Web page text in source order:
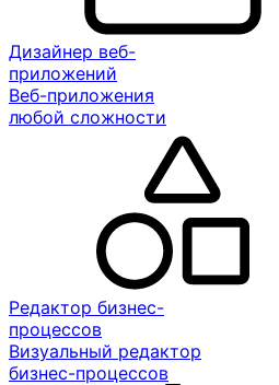
Дизайнер веб-
приложений
Веб-приложения
любой сложности
Редактор бизнес-
процессов
Визуальный редактор
бизнес-процессов